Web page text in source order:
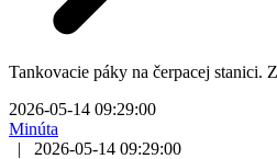
Tankovacie páky na čerpacej stanici.
2026-05-14 09:29:00
Minúta
|
2026-05-14 09:29:00